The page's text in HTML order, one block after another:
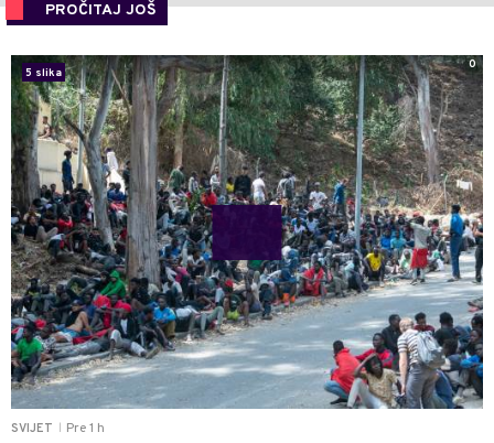
PROČITAJ JOŠ
SVIJET Pre 1 h
5 slika
0